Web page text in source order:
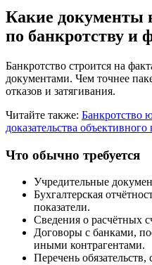
Какие документы
по банкротству и
Банкротство строится на
документами. Чем точнее
отказов и затягивания.
Читайте также: Банкротство
доказательства объективного
Что обычно требуется
Учредительные
Бухгалтерская
показатели.
Сведения о расчётных
Договоры с банками,
иными контрагентами.
Перечень